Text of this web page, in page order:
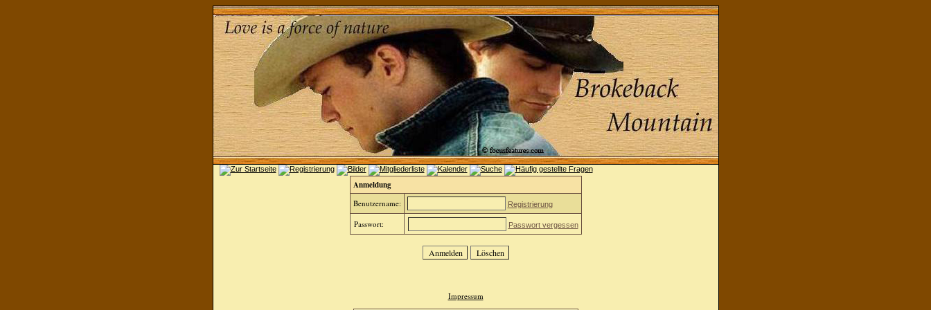
Anmeldung
Benutzername: Registrierung
Passwort: Passwort vergessen
Impressum